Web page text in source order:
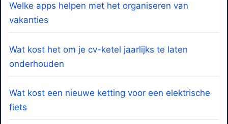
Welke apps helpen met het organiseren van
vakanties
Wat kost het om je cv-ketel jaarlijks te laten
onderhouden
Wat kost een nieuwe ketting voor een elektrische
fiets